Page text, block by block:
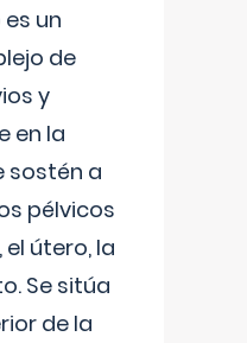
un
de
y
en la
sostén a
pélvicos
útero, la
Se sitúa
de la